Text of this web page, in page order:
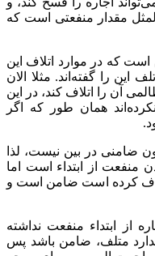
مقدار منفعتی است که
است که در موارد اتلاف این
این را گفته‌اند. مثلا الان
آن را اتلاف کند، در این
همان طور که اگر
ضامنی در بین نیست، لذا
منفعت از ابتداء است اما
کرده است ضامن است و
از ابتداء منفعت نداشته
متلف، ضامن باشد پس